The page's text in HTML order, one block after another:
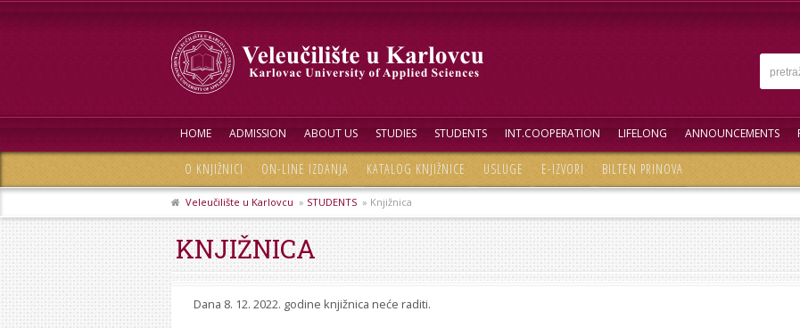
HOME ADMISSION ABOUT US STUDIES STUDENTS INT.COOPERATION LIFELONG ANNOUNCEMENTS
O KNJIŽNICI ON-LINE IZDANJA KATALOG KNJIŽNICE USLUGE E-IZVORI BILTEN PRINOVA
Veleučilište u Karlovcu » STUDENTS » Knjižnica
KNJIŽNICA
Dana 8. 12. 2022. godine knjižnica neće raditi.